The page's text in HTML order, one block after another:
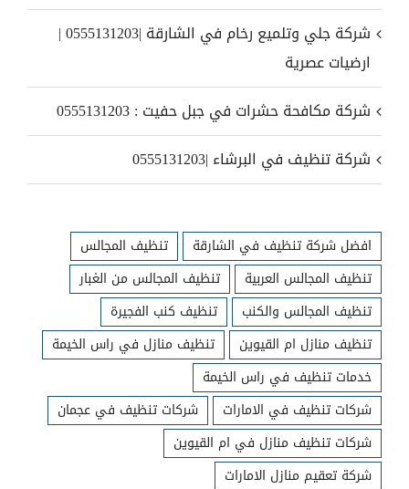
شركة جلي وتلميع رخام في الشارقة |0555131203 |
ارضيات عصرية
شركة مكافحة حشرات في جبل حفيت : 0555131203
شركة تنظيف في البرشاء |0555131203
افضل شركة تنظيف في الشارقة
تنظيف المجالس
تنظيف المجالس العربية
تنظيف المجالس من الغبار
تنظيف المجالس والكنب
تنظيف كنب الفجيرة
تنظيف منازل ام القيوين
تنظيف منازل في راس الخيمة
خدمات تنظيف في راس الخيمة
شركات تنظيف في الامارات
شركات تنظيف في عجمان
شركات تنظيف منازل في ام القيوين
شركة تعقيم منازل الامارات